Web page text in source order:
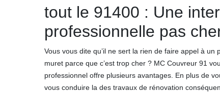
tout le 91400 : Une
professionnelle pas
Vous vous dite qu’il ne sert la rien de faire appel à
muret parce que c’est trop cher ? MC Couvreur 91
professionnel offre plusieurs avantages. En plus de
vous conduire la des travaux de rénovation